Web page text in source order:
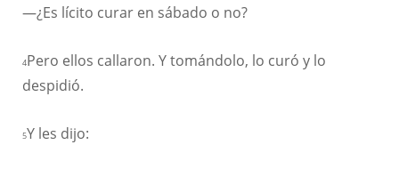
—¿Es lícito curar en sábado o no?
4Pero ellos callaron. Y tomándolo, lo curó y lo
despidió.
5Y les dijo: